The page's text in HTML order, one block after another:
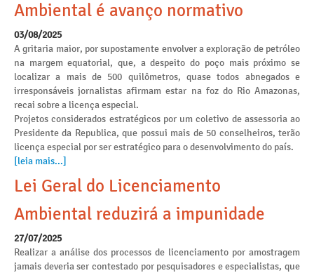
Ambiental é avanço normativo
03/08/2025
A gritaria maior, por supostamente envolver a exploração de petróleo
na margem equatorial, que, a despeito do poço mais próximo se
localizar a mais de 500 quilômetros, quase todos abnegados e
irresponsáveis jornalistas afirmam estar na foz do Rio Amazonas,
recai sobre a licença especial.
Projetos considerados estratégicos por um coletivo de assessoria ao
Presidente da Republica, que possui mais de 50 conselheiros, terão
licença especial por ser estratégico para o desenvolvimento do país.
[leia mais...]
Lei Geral do Licenciamento
Ambiental reduzirá a impunidade
27/07/2025
Realizar a análise dos processos de licenciamento por amostragem
jamais deveria ser contestado por pesquisadores e especialistas, que